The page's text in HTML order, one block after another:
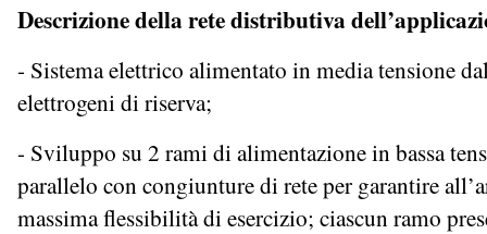
Descrizione della rete distributiva
- Sistema elettrico alimentato in media tensione
elettrogeni di riserva;
- Sviluppo su 2 rami di alimentazione in bassa
parallelo con congiunture di rete per garantire
massima flessibilità di esercizio; ciascun ramo